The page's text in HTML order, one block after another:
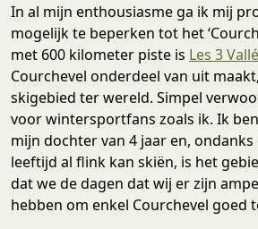
In al mijn enthousiasme ga ik mij
mogelijk te beperken tot het
met 600 kilometer piste is Les 3
Courchevel onderdeel van uit
skigebied ter wereld. Simpel
voor wintersportfans zoals ik. Ik
mijn dochter van 4 jaar en,
leeftijd al flink kan skiën, is het
dat we de dagen dat wij er zijn
hebben om enkel Courchevel goed